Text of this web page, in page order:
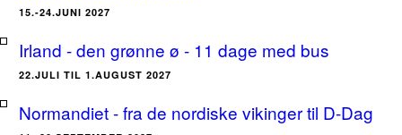
15.-24.JUNI 2027
Irland - den grønne ø - 11 dage med bus
22.JULI TIL 1.AUGUST 2027
Normandiet - fra de nordiske vikinger til D-Dag